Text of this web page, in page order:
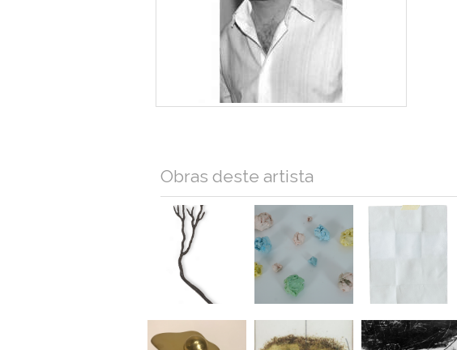
Obras deste artista